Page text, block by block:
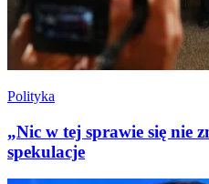
Polityka
„Nic w tej sprawie się nie
spekulacje